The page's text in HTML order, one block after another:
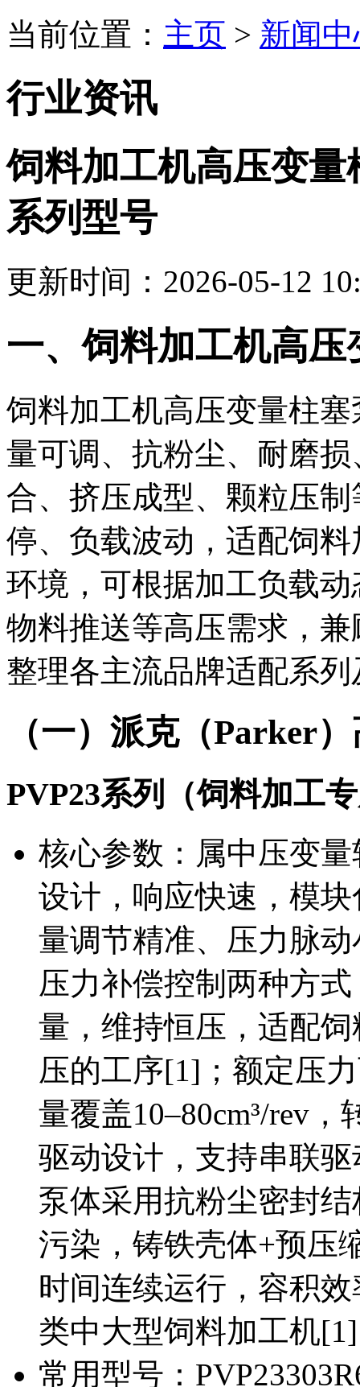
当前位置： 主页 > 新闻
行业资讯
饲料加工机高压变
系列型号
更新时间：2026-05-12
一、饲料加工机高
饲料加工机高压变量柱
量可调、抗粉尘、耐磨
合、挤压成型、颗粒压
停、负载波动，适配饲
环境，可根据加工负载
物料推送等高压需求，
整理各主流品牌适配系
（一）派克（Parker
PVP23系列（饲料加工
核心参数：属中压变
设计，响应快速，模
量调节精准、压力脉
压力补偿控制两种方
量，维持恒压，适配
压的工序[1]；额定压
量覆盖10–80cm³/rev
驱动设计，支持串联
泵体采用抗粉尘密封
污染，铸铁壳体+预压
时间连续运行，容积
类中大型饲料加工机
常用型号：